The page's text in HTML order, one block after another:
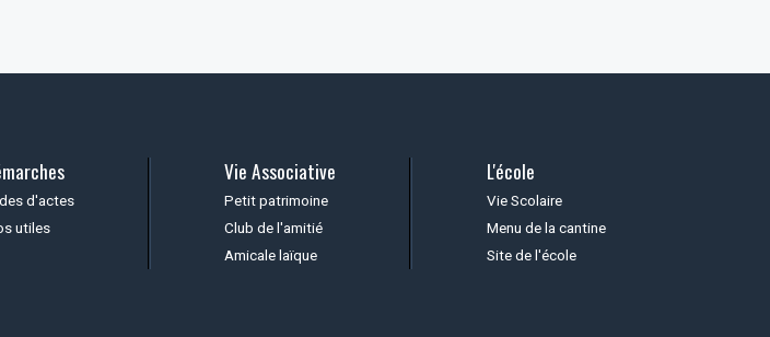
d'actes
utiles
Vie Associative
Petit patrimoine
Club de l'amitié
Amicale laïque
L'école
Vie Scolaire
Menu de la cantine
Site de l'école